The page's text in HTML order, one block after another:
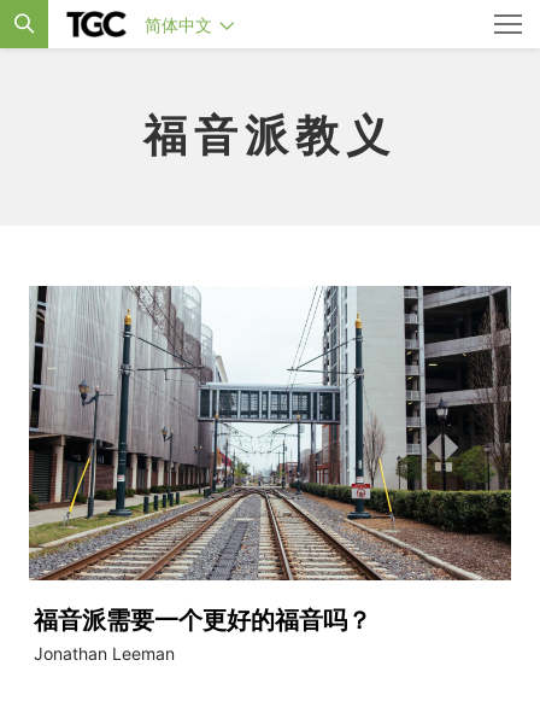
简体中文
福音派教义
福音派需要一个更好的福音吗？
Jonathan Leeman